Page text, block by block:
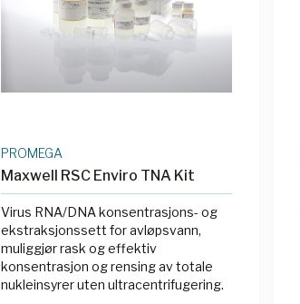
PROMEGA
Maxwell RSC Enviro TNA Kit
Virus RNA/DNA konsentrasjons- og
ekstraksjonssett for avløpsvann,
muliggjør rask og effektiv
konsentrasjon og rensing av totale
nukleinsyrer uten ultracentrifugering.